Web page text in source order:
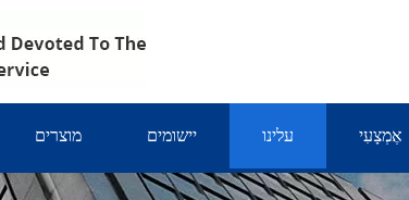
אֶמְצָעִי עלינו יישומים מוצרים